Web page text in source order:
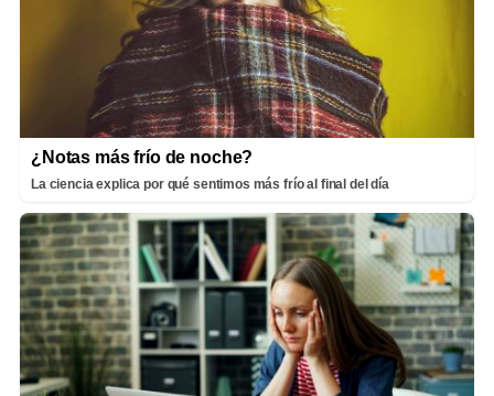
¿Notas más frío de noche?
La ciencia explica por qué sentimos más frío al final del día